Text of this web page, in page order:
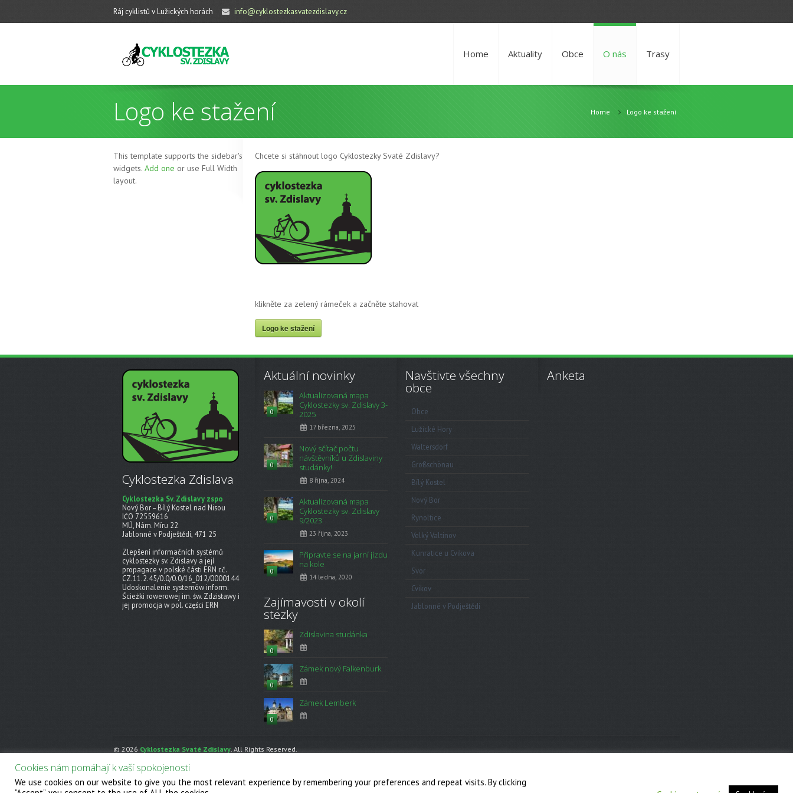
Ráj cyklistů v Lužických horách info@cyklostezkasvatezdislavy.cz
Home Aktuality Obce O nás Trasy
Logo ke stažení Home Logo ke stažení
Chcete si stáhnout logo Cyklostezky Svaté Zdislavy?
klikněte za zelený rámeček a začněte stahovat
Logo ke stažení
This template supports the sidebar's
widgets. Add one or use Full Width
layout.
Cyklostezka Zdislava
Cyklostezka Sv. Zdislavy zspo
Nový Bor – Bílý Kostel nad Nisou
IČO 72559616
MÚ, Nám. Míru 22
Jablonné v Podještědí, 471 25
Zlepšení informačních systémů
cyklostezky sv. Zdislavy a její
propagace v polské části ERN r.č.
CZ.11.2.45/0.0/0.0/16_012/0000144
Udoskonalenie systemów inform.
Ścieżki rowerowej im. św. Zdzisławy i
jej promocja w pol. części ERN
Aktuální novinky
0
Aktualizovaná mapa
Cyklostezky sv. Zdislavy 3-
2025
17 března, 2025
0
Nový sčítač počtu
návštěvníků u Zdislaviny
studánky!
8 října, 2024
0
Aktualizovaná mapa
Cyklostezky sv. Zdislavy
9/2023
23 října, 2023
0
Připravte se na jarní jízdu
na kole
14 ledna, 2020
Zajímavosti v okolí
stezky
0
Zdislavina studánka
0
Zámek nový Falkenburk
0
Zámek Lemberk
Navštivte všechny
obce
Obce
Lužické Hory
Waltersdorf
Großschönau
Bílý Kostel
Nový Bor
Rynoltice
Velký Valtinov
Kunratice u Cvikova
Svor
Cvikov
Jablonné v Podještědí
Anketa
© 2026 Cyklostezka Svaté Zdislavy. All Rights Reserved.
Cookies nám pomáhají k vaší spokojenosti
We use cookies on our website to give you the most relevant experience by remembering your preferences and repeat visits. By clicking